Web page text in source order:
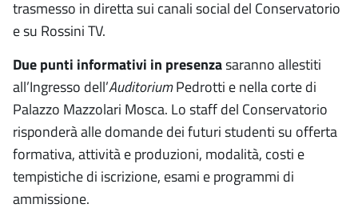
trasmesso in diretta sui canali social del Conservatorio
e su Rossini TV.
Due punti informativi in presenzasaranno allestiti
all’Ingresso dell’AuditoriumPedrotti e nella corte di
Palazzo Mazzolari Mosca. Lo staff del Conservatorio
risponderà alle domande dei futuri studenti su offerta
formativa, attività e produzioni, modalità, costi e
tempistiche di iscrizione, esami e programmi di
ammissione.